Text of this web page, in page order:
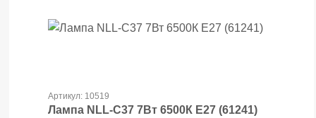
Артикул: 10519
Лампа NLL-C37 7Вт 6500К Е27 (61241)